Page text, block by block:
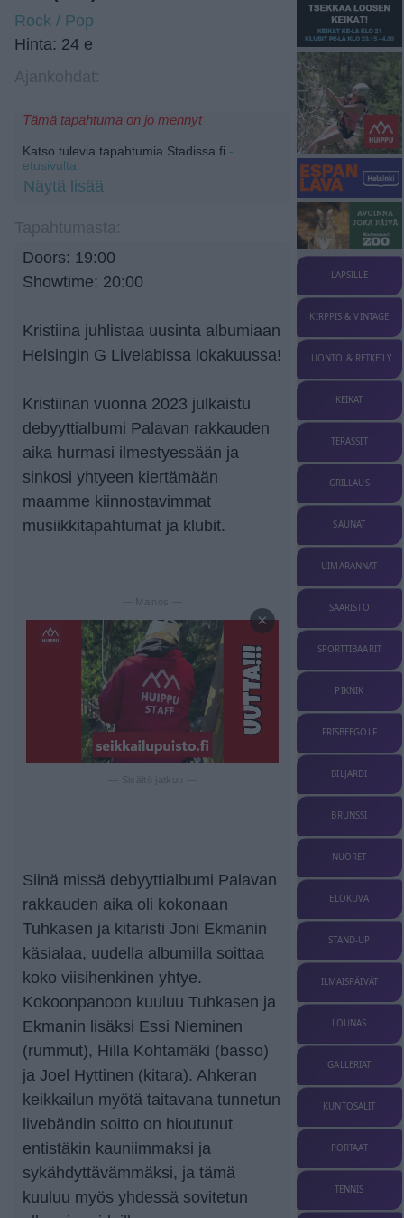
Rock / Pop
Hinta: 24 e
Tämä tapahtuma on jo mennyt
Katso tulevia tapahtumia Stadissa.fi -
etusivulta.
Näytä lisää
Doors: 19:00
Showtime: 20:00
Kristiina juhlistaa uusinta albumiaan
Helsingin G Livelabissa lokakuussa!
Kristiinan vuonna 2023 julkaistu
debyyttialbumi Palavan rakkauden
aika hurmasi ilmestyessään ja
sinkosi yhtyeen kiertämään
maamme kiinnostavimmat
musiikkitapahtumat ja klubit.
— Mainos —
×
Siinä missä debyyttialbumi Palavan
rakkauden aika oli kokonaan
Tuhkasen ja kitaristi Joni Ekmanin
käsialaa, uudella albumilla soittaa
koko viisihenkinen yhtye.
Kokoonpanoon kuuluu Tuhkasen ja
Ekmanin lisäksi Essi Nieminen
(rummut), Hilla Kohtamäki (basso)
ja Joel Hyttinen (kitara). Ahkeran
keikkailun myötä taitavana tunnetun
livebändin soitto on hioutunut
entistäkin kauniimmaksi ja
sykähdyttävämmäksi, ja tämä
kuuluu myös yhdessä sovitetun
LAPSILLE
KIRPPIS & VINTAGE
LUONTO & RETKEILY
KEIKAT
TERASSIT
GRILLAUS
SAUNAT
UIMARANNAT
SAARISTO
SPORTTIBAARIT
PIKNIK
FRISBEEGOLF
BILJARDI
BRUNSSI
NUORET
ELOKUVA
STAND-UP
ILMAISPÄIVÄT
LOUNAS
GALLERIAT
KUNTOSALIT
PORTAAT
TENNIS